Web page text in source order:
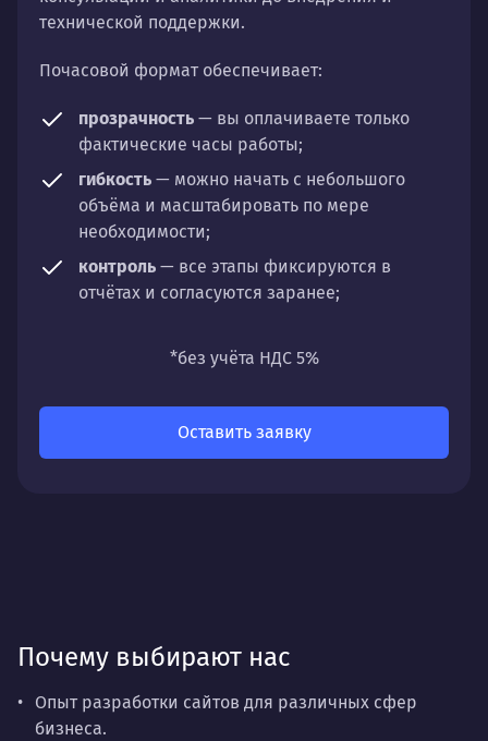
технической поддержки.
Почасовой формат обеспечивает:
прозрачность — вы оплачиваете только
фактические часы работы;
гибкость — можно начать с небольшого
объёма и масштабировать по мере
необходимости;
контроль — все этапы фиксируются в
отчётах и согласуются заранее;
направлений: стратегии, настройки,
*без учёта НДС 5%
Оставить заявку
Почему выбирают нас
Опыт разработки сайтов для различных сфер
бизнеса.